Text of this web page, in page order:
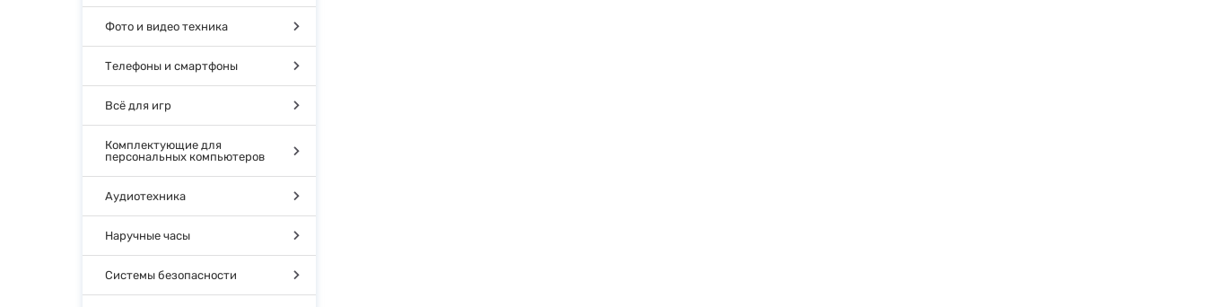
Фото и видео техника
Телефоны и смартфоны
Всё для игр
Комплектующие для
персональных компьютеров
Аудиотехника
Наручные часы
Системы безопасности